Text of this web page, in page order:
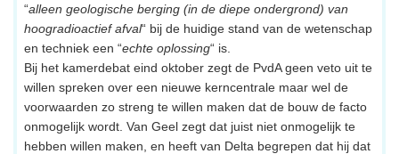
“alleen geologische berging (in de diepe ondergrond) van
hoogradioactief afval“ bij de huidige stand van de wetenschap
en techniek een “echte oplossing“ is.
Bij het kamerdebat eind oktober zegt de PvdA geen veto uit te
willen spreken over een nieuwe kerncentrale maar wel de
voorwaarden zo streng te willen maken dat de bouw de facto
onmogelijk wordt. Van Geel zegt dat juist niet onmogelijk te
hebben willen maken, en heeft van Delta begrepen dat hij dat